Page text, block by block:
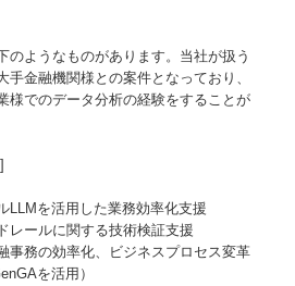
のようなものがあります。当社が扱う
手金融機関様との案件となっており、
様でのデータ分析の経験をすることが
LLMを活用した業務効率化支援
レールに関する技術検証支援
事務の効率化、ビジネスプロセス変革
を活用）